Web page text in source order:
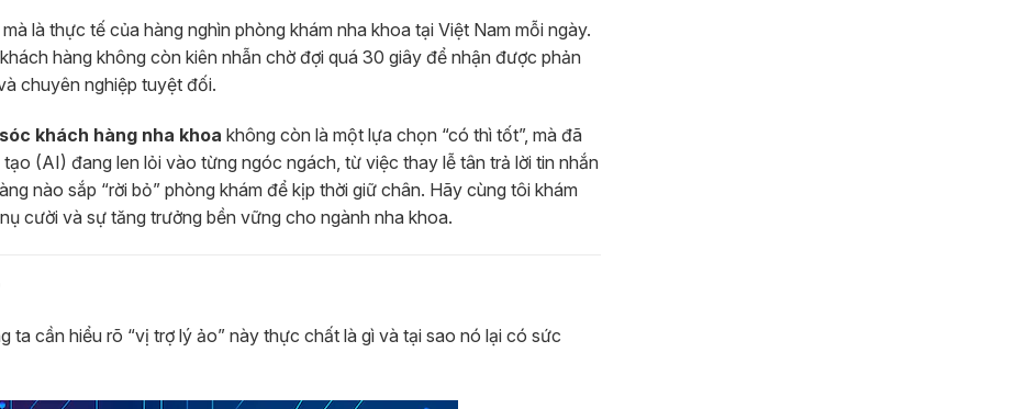
là thực tế của hàng nghìn phòng khám nha khoa tại Việt Nam mỗi ngày.
hàng không còn kiên nhẫn chờ đợi quá 30 giây để nhận được phản
chuyên nghiệp tuyệt đối.
khách hàng nha khoa không còn là một lựa chọn “có thì tốt”, mà đã
(AI) đang len lỏi vào từng ngóc ngách, từ việc thay lễ tân trả lời tin nhắn
nào sắp “rời bỏ” phòng khám để kịp thời giữ chân. Hãy cùng tôi khám
cười và sự tăng trưởng bền vững cho ngành nha khoa.
ta cần hiểu rõ “vị trợ lý ảo” này thực chất là gì và tại sao nó lại có sức